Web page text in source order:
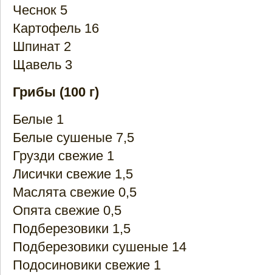
Чеснок 5
Картофель 16
Шпинат 2
Щавель 3
Грибы (100 г)
Белые 1
Белые сушеные 7,5
Грузди свежие 1
Лисички свежие 1,5
Маслята свежие 0,5
Опята свежие 0,5
Подберезовики 1,5
Подберезовики сушеные 14
Подосиновики свежие 1